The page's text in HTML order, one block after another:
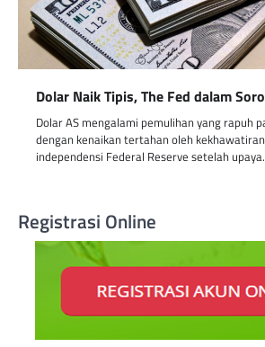
Dolar Naik Tipis, The Fed dalam
Dolar AS mengalami pemulihan yang rapuh
dengan kenaikan tertahan oleh
independensi Federal Reserve setelah
Registrasi Online